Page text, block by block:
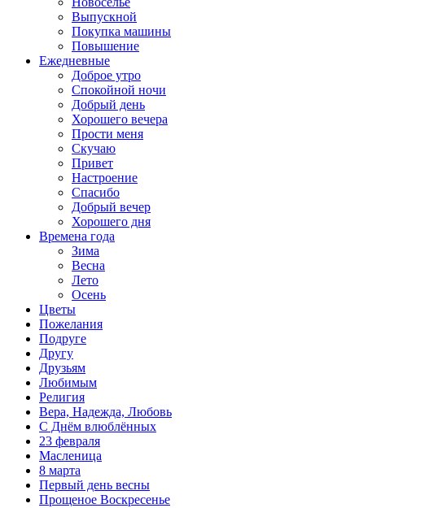
Выпускной
Покупка машины
Повышение
Ежедневные
Доброе утро
Спокойной ночи
Добрый день
Хорошего вечера
Прости меня
Скучаю
Привет
Настроение
Спасибо
Добрый вечер
Хорошего дня
Времена года
Зима
Весна
Лето
Осень
Цветы
Пожелания
Подруге
Другу
Друзьям
Любимым
Религия
Вера, Надежда, Любовь
С Днём влюблённых
23 февраля
Масленица
8 марта
Первый день весны
Прощеное Воскресенье